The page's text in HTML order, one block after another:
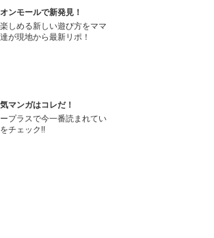
ンモールで新発見！
しめる新しい遊び方をママ
が現地から最新リポ！
マンガはコレだ！
プラスで今一番読まれてい
チェック!!